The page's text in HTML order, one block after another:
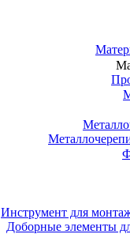
Инструмент для
Доборные элементы